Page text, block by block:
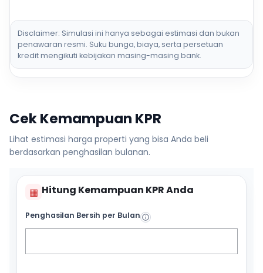
Disclaimer: Simulasi ini hanya sebagai estimasi dan bukan
penawaran resmi. Suku bunga, biaya, serta persetuan
kredit mengikuti kebijakan masing-masing bank.
Cek Kemampuan KPR
Lihat estimasi harga properti yang bisa Anda beli
berdasarkan penghasilan bulanan.
▦ Hitung Kemampuan KPR Anda
Penghasilan Bersih per Bulan